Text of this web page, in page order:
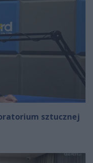
sztucznej